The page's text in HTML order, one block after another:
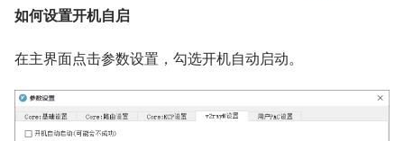
如何设置开机自启
在主界面点击参数设置，勾选开机自动启动。